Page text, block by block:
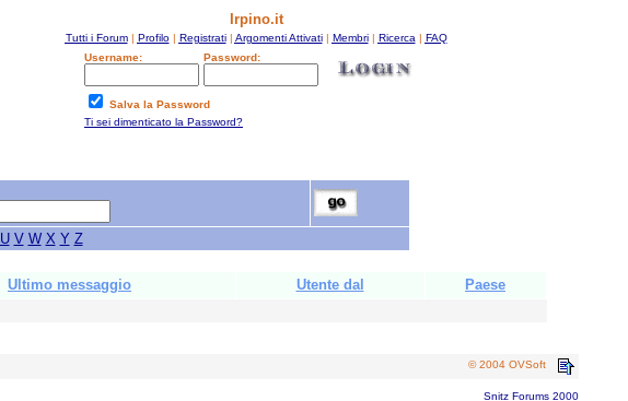
Irpino.it
Tutti i Forum| Profilo| Registrati| Argomenti Attivati| Membri| Ricerca | FAQ
Username:
Password:
Salva la Password
Ti sei dimenticato la Password?
U V W X Y Z
Ultimo messaggio Utente dal
Paese
© 2004 OVSoft
Snitz Forums 2000